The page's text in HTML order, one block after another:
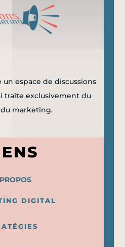
espace de discussions
traite exclusivement du
marketing.
DIGITAL